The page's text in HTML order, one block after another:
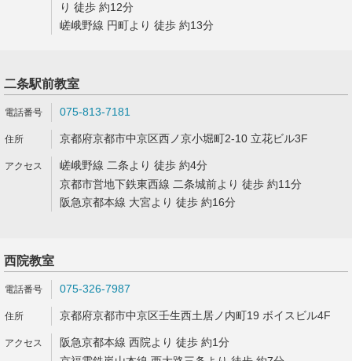
り 徒歩 約12分
嵯峨野線 円町より 徒歩 約13分
二条駅前教室
075-813-7181
京都府京都市中京区西ノ京小堀町2-10 立花ビル3F
嵯峨野線 二条より 徒歩 約4分
京都市営地下鉄東西線 二条城前より 徒歩 約11分
阪急京都本線 大宮より 徒歩 約16分
西院教室
075-326-7987
京都府京都市中京区壬生西土居ノ内町19 ボイスビル4F
阪急京都本線 西院より 徒歩 約1分